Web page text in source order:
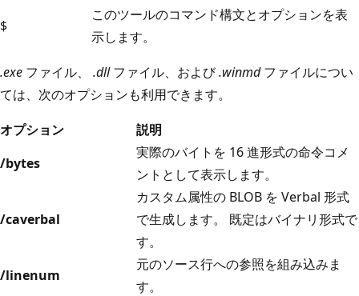
$
このツールのコマンド構文とオプションを表
示します。
.exe ファイル、 .dllファイル、および.winmdファイルについ
ては、次のオプションも利用できます。
オプション
説明
/bytes
実際のバイトを 16 進形式の命令コメ
ントとして表示します。
/caverbal
カスタム属性の BLOB を Verbal 形式
で生成します。 既定はバイナリ形式で
す。
/linenum
元のソース行への参照を組み込みま
す。